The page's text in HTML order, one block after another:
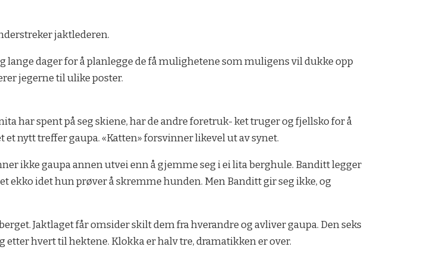
jaktlederen.
dager for å planlegge de få mulighetene som muligens vil dukke opp
jegerne til ulike poster.
har spent på seg skiene, har de andre foretruk- ket truger og fjellsko for å
nytt treffer gaupa. «Katten» forsvinner likevel ut av synet.
ikke gaupa annen utvei enn å gjemme seg i ei lita berghule. Banditt legger
ekko idet hun prøver å skremme hunden. Men Banditt gir seg ikke, og
Jaktlaget får omsider skilt dem fra hverandre og avliver gaupa. Den seks
hvert til hektene. Klokka er halv tre, dramatikken er over.